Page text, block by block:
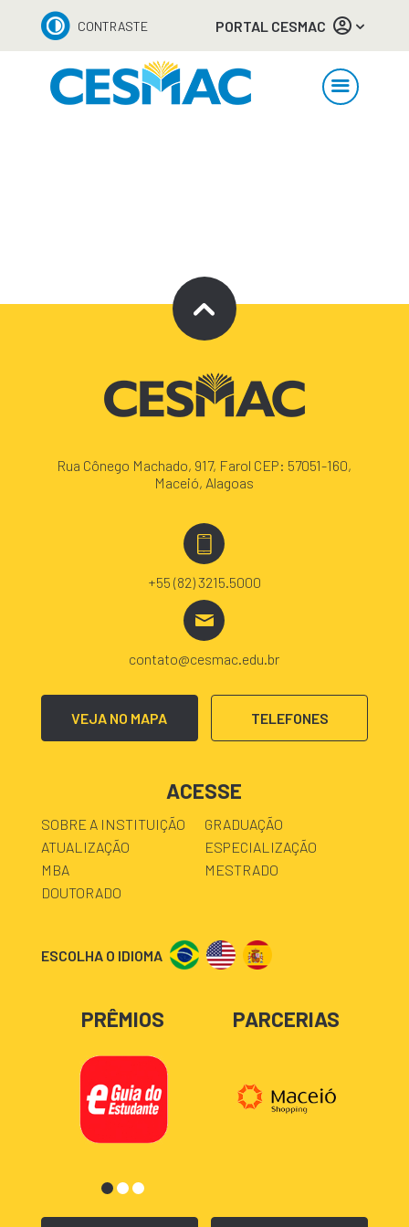
CONTRASTE PORTAL CESMAC
Rua Cônego Machado, 917, Farol CEP: 57051-160,
Maceió, Alagoas
+55 (82) 3215.5000
contato@cesmac.edu.br
VEJA NO MAPA TELEFONES
ACESSE
SOBRE A INSTITUIÇÃO
GRADUAÇÃO
ATUALIZAÇÃO
ESPECIALIZAÇÃO
MBA
MESTRADO
DOUTORADO
ESCOLHA O IDIOMA
PRÊMIOS PARCERIAS